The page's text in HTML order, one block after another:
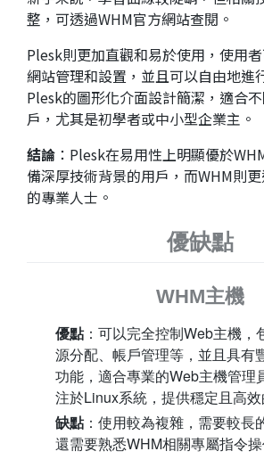
整，可透過WHM官方網站查閱。
Plesk則更加直觀和易於使用，使用
網站管理和設置，並且可以自由地進
Plesk的圖形化介面設計簡潔，適合
戶，尤其是初學者或中小型企業主。
結論 ：Plesk在易用性上明顯優於
備深厚技術背景的用戶，而WHM則
的專業人士。
優缺點
WHM主機
優點：可以完全控制Web主機，
源分配、帳戶管理等，並且具有
功能，適合專業的Web主機管理
注於Linux系統，提供穩定且高效
缺點：使用較為複雜，需要較長
還需要熟悉WHM相關專屬指令操